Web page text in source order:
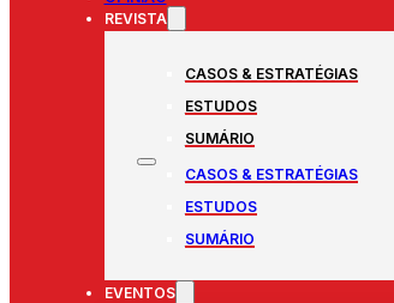
REVISTA
CASOS & ESTRATÉGIAS
ESTUDOS
SUMÁRIO
CASOS & ESTRATÉGIAS
ESTUDOS
SUMÁRIO
EVENTOS